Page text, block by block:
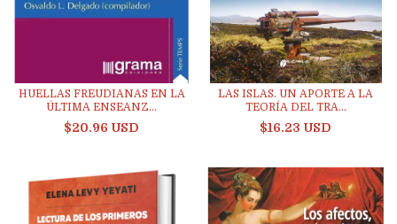
HUELLAS FREUDIANAS EN LA
ÚLTIMA ENSEANZ...
$20.96 USD
LAS ISLAS. UN APORTE A LA
TEORÍA DEL TRA...
$16.23 USD